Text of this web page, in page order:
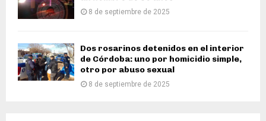
8 de septiembre de 2025
Dos rosarinos detenidos en el interior
de Córdoba: uno por homicidio simple,
otro por abuso sexual
8 de septiembre de 2025